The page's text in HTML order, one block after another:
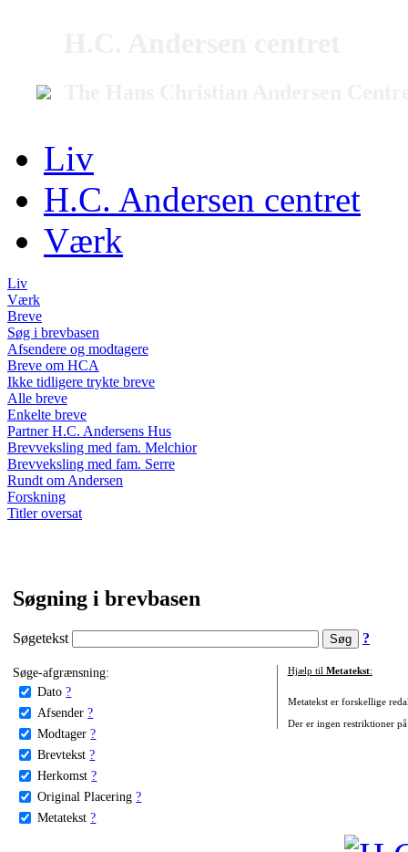
Liv
H.C. Andersen centret
Værk
Liv
Værk
Breve
Søg i brevbasen
Afsendere og modtagere
Breve om HCA
Ikke tidligere trykte breve
Alle breve
Enkelte breve
Partner H.C. Andersens Hus
Brevveksling med fam. Melchior
Brevveksling med fam. Serre
Rundt om Andersen
Forskning
Titler oversat
Søgning i brevbasen
Søgetekst ?
Søge-afgrænsning:
Dato ?
Afsender ?
Modtager ?
Brevtekst ?
Herkomst ?
Original Placering ?
Metatekst ?
Hjælp til Metatekst:
Metatekst er forskellige
Der er ingen restriktioner